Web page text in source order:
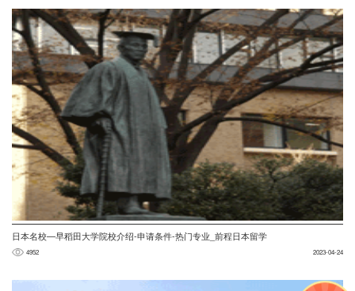
日本名校—早稻田大学院校介绍-申请条件-热门专业_前程日本留学
4952 2023-04-24